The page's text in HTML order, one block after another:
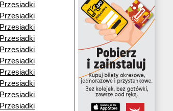
Przesiadki
Przesiadki
Przesiadki
Przesiadki
Przesiadki
Przesiadki
Przesiadki
Przesiadki
Przesiadki
Przesiadki